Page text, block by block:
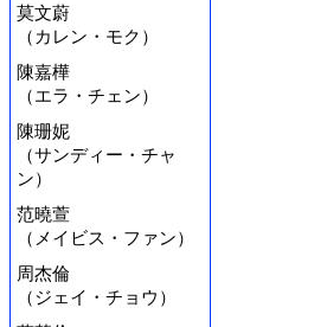
莫文蔚
（カレン・モク）
陳嘉樺
（エラ・チェン）
陳珊妮
（サンディー・チャ
ン）
范曉萱
（メイビス・ファン）
周杰倫
（ジェイ・チョウ）